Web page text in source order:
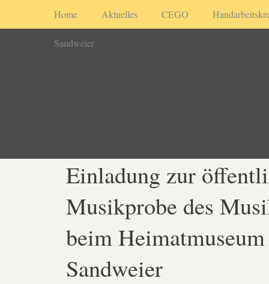
Home Aktuelles CEGO
Sandweier
Einladung zur
Musikprobe des
beim Heimatmuseum
Sandweier